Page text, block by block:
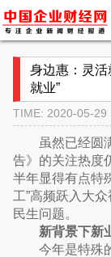
身边惠：灵活
就业”
TIME: 2020-05-29
虽然已经圆
告》的关注热度
半年显得有点特
工”高频跃入大
民生问题。
新背景下新
今年是特殊